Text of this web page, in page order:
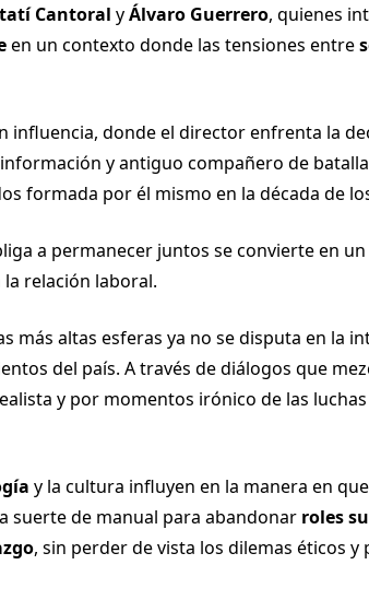
Cantoral yÁlvaro Guerrero, quienes
en un contexto donde las tensiones entre
influencia, donde el director enfrenta la
y antiguo compañero de
formada por él mismo en la década de
a permanecer juntos se convierte en
relación laboral.
más altas esferas ya no se disputa en la
del país. A través de diálogos que
y por momentos irónico de las
y la cultura influyen en la manera en
suerte de manual para abandonar roles
, sin perder de vista los dilemas éticos y